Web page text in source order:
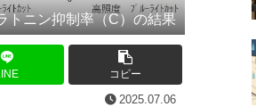
トニン抑制率（C）の結果
コピー
2025.07.06